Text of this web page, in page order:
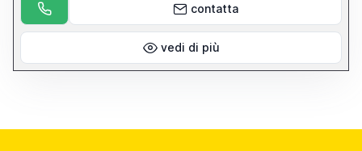
contatta
vedi di più